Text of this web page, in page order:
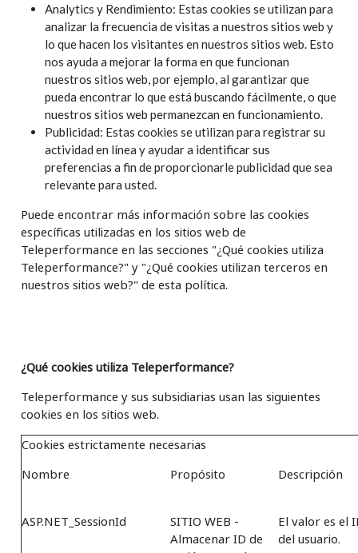
Analytics y Rendimiento: Estas cookies se utilizan para
analizar la frecuencia de visitas a nuestros sitios web y
lo que hacen los visitantes en nuestros sitios web. Esto
nos ayuda a mejorar la forma en que funcionan
nuestros sitios web, por ejemplo, al garantizar que
pueda encontrar lo que está buscando fácilmente, o que
nuestros sitios web permanezcan en funcionamiento.
Publicidad: Estas cookies se utilizan para registrar su
actividad en línea y ayudar a identificar sus
preferencias a fin de proporcionarle publicidad que sea
relevante para usted.
Puede encontrar más información sobre las cookies
específicas utilizadas en los sitios web de
Teleperformance en las secciones "¿Qué cookies utiliza
Teleperformance?" y "¿Qué cookies utilizan terceros en
nuestros sitios web?" de esta política.
¿Qué cookies utiliza Teleperformance?
Teleperformance y sus subsidiarias usan las siguientes
cookies en los sitios web.
Cookies estrictamente necesarias
Nombre
Propósito Descripción
ASP.NET_SessionId
SITIO WEB -
Almacenar ID de
El valor es el
del usuario.